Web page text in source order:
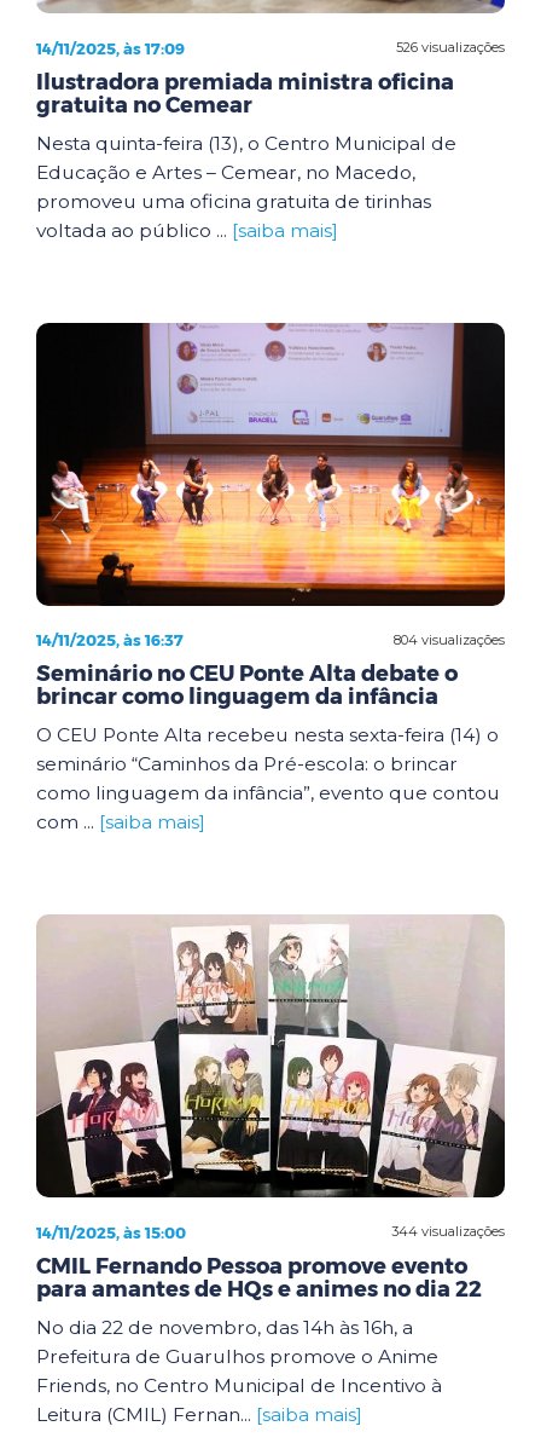
526 visualizações
14/11/2025, às 17:09
Ilustradora premiada ministra oficina
gratuita no Cemear
Nesta quinta-feira (13), o Centro Municipal de
Educação e Artes – Cemear, no Macedo,
promoveu uma oficina gratuita de tirinhas
voltada ao público ... [saiba mais]
804 visualizações
14/11/2025, às 16:37
Seminário no CEU Ponte Alta debate o
brincar como linguagem da infância
O CEU Ponte Alta recebeu nesta sexta-feira (14) o
seminário “Caminhos da Pré-escola: o brincar
como linguagem da infância”, evento que contou
com ... [saiba mais]
344 visualizações
14/11/2025, às 15:00
CMIL Fernando Pessoa promove evento
para amantes de HQs e animes no dia 22
No dia 22 de novembro, das 14h às 16h, a
Prefeitura de Guarulhos promove o Anime
Friends, no Centro Municipal de Incentivo à
Leitura (CMIL) Fernan... [saiba mais]